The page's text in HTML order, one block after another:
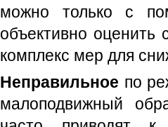
можно только с
объективно оценить
комплекс мер для
Неправильное по
малоподвижный